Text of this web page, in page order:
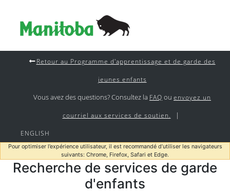
Retour au Programme d'apprentissage et de garde des
jeunes enfants
Vous avez des questions? Consultez la FAQ ou envoyez un
courriel aux services de soutien. |
ENGLISH
Pour optimiser l’expérience utilisateur, il est recommandé d’utiliser les navigateurs
suivants: Chrome, Firefox, Safari et Edge.
Recherche de services de garde
d'enfants